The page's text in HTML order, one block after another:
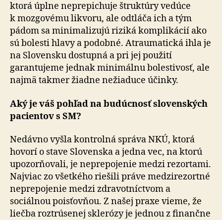
ktorá úplne neprepichuje štruktúry vedúce
k mozgovému likvoru, ale odtláča ich a tým
pádom sa minimalizujú riziká komplikácií ako
sú bolesti hlavy a podobné. Atraumatická ihla je
na Slovensku dostupná a pri jej použití
garantujeme jednak minimálnu bolestivosť, ale
najmä takmer žiadne nežiaduce účinky.
Aký je váš pohľad na budúcnosť slovenských
pacientov s SM?
Nedávno vyšla kontrolná správa NKÚ, ktorá
hovorí o stave Slovenska a jedna vec, na ktorú
upozorňovali, je neprepojenie medzi rezortami.
Najviac zo všetkého riešili práve medzirezortné
neprepojenie medzi zdravotníctvom a
sociálnou poisťovňou. Z našej praxe vieme, že
liečba roztrúsenej sklerózy je jednou z finančne